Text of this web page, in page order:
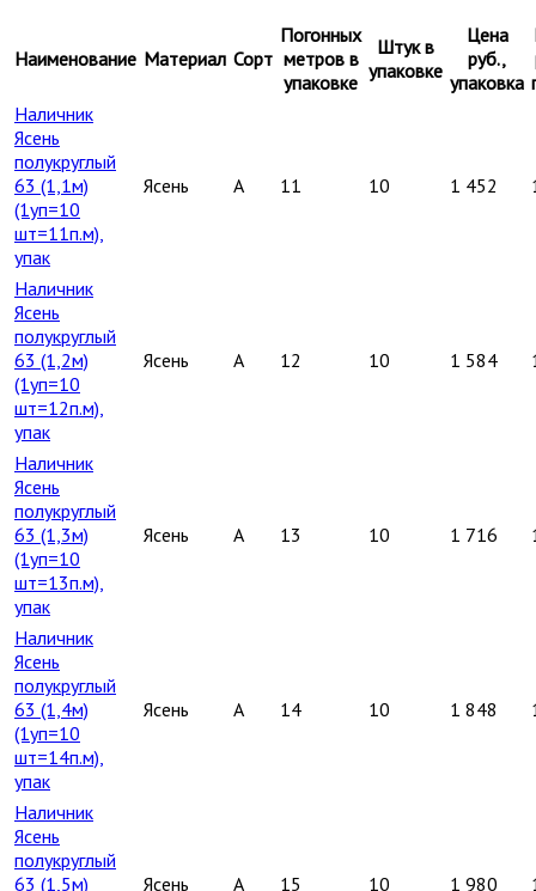
Наименование Материал Сорт
Погонных
метров в
упаковке
Штук в
упаковке
Цена
руб.,
упаковка
Наличник
Ясень
полукруглый
63 (1,1м)
(1уп=10
шт=11п.м),
упак
Ясень A 11 10 1 452
Наличник
Ясень
полукруглый
63 (1,2м)
(1уп=10
шт=12п.м),
упак
Ясень A 12 10 1 584
Наличник
Ясень
полукруглый
63 (1,3м)
(1уп=10
шт=13п.м),
упак
Ясень A 13 10 1 716
Наличник
Ясень
полукруглый
63 (1,4м)
(1уп=10
шт=14п.м),
упак
Ясень A 14 10 1 848
Наличник
Ясень
полукруглый
63 (1,5м)
Ясень A 15 10 1 980